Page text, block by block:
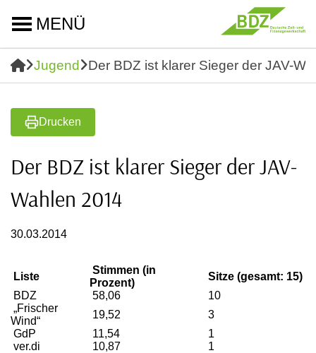
MENÜ
Jugend Der BDZ ist klarer Sieger der JAV-
Drucken
Der BDZ ist klarer Sieger der JAV-
Wahlen 2014
30.03.2014
Liste
Stimmen (in
Prozent)
Sitze (gesamt: 15)
BDZ
58,06
10
„Frischer
Wind“
19,52
3
GdP
11,54
1
ver.di
10,87 1